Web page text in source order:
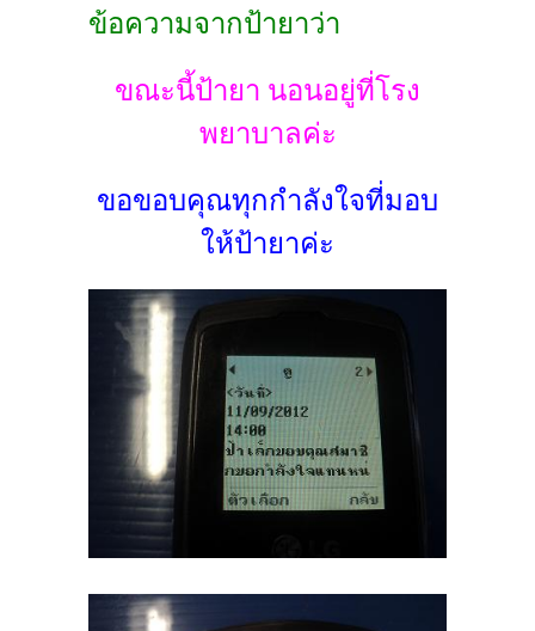
ข้อความจากป้ายาว่า
ขณะนี้ป้ายา นอนอยู่ที่โรง
พยาบาลค่ะ
ขอขอบคุณทุกกำลังใจที่มอบ
ให้ป้ายาค่ะ